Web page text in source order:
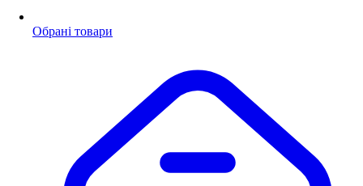
Обрані товари